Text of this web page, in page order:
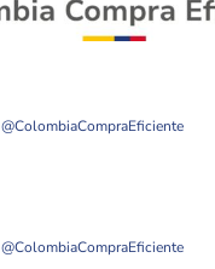
@ColombiaCompraEficiente
@ColombiaCompraEficiente